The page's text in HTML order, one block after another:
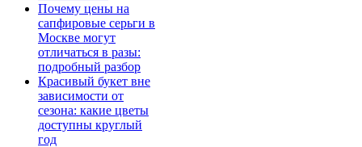
Почему цены на
сапфировые серьги в
Москве могут
отличаться в разы:
подробный разбор
Красивый букет вне
зависимости от
сезона: какие цветы
доступны круглый
год